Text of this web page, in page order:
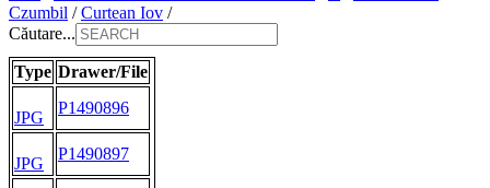
Czumbil /Curtean Iov /
Căutare...
Type Drawer/File
JPG
P1490896
JPG
P1490897